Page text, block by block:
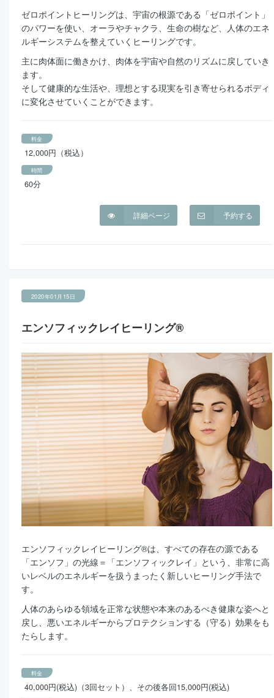
ゼロポイントヒーリングは、宇宙の根源である「ゼロポイント」
のパワーを使い、オーラやチャクラ、生命の樹など、人体のエネ
ルギーシステムを整えていくヒーリングです。
主に肉体面に働きかけ、肉体を宇宙や自然のリズムに戻していき
ます。
そして健康的な生活や、理想とする現実を引き寄せられるボディ
に変化させていくことができます。
料金
12,000円（税込）
時間
60分
予約する
詳細ページ
2020年01月15日
エンソフィックレイヒーリング®
エンソフィックレイヒーリング®は、すべての存在の源である
「エンソフ」の光線＝「エンソフィックレイ」という、非常に高
いレベルのエネルギーを扱うまったく新しいヒーリング手法で
す。
人体のあらゆる領域を正常な状態や本来のあるべき健康な姿へと
戻し、悪いエネルギーからプロテクションする（守る）効果をも
たらします。
料金
40,000円(税込)（3回セット）、その後各回15,000円(税込)